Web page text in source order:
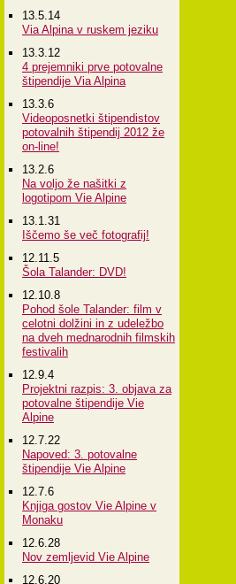
13.5.14
Via Alpina v ruskem jeziku
13.3.12
4 prejemniki prve potovalne
štipendije Via Alpina
13.3.6
Videoposnetki štipendistov
potovalnih štipendij 2012 že
on-line!
13.2.6
Na voljo že našitki z
logotipom Vie Alpine
13.1.31
Iščemo še več fotografij!
12.11.5
Šola Talander: DVD!
12.10.8
Pohod šole Talander: film v
celotni dolžini in z udeležbo
na dveh mednarodnih filmskih
festivalih
12.9.4
Projektni razpis: 3. objava za
potovalne štipendije Vie
Alpine
12.7.22
Napoved: 3. potovalne
štipendije Vie Alpine
12.7.6
Knjiga gostov Vie Alpine v
Monaku
12.6.28
Nov zemljevid Vie Alpine
12.6.20